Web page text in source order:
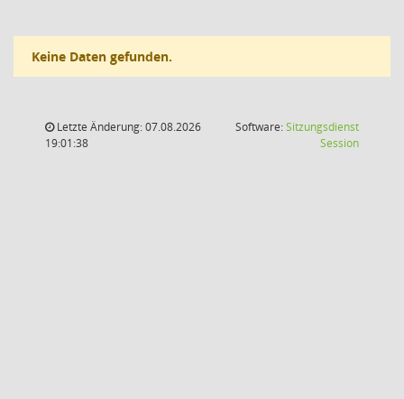
Keine Daten gefunden.
Letzte Änderung: 07.08.2026
19:01:38
Software:Sitzungsdienst
Session(Wird in